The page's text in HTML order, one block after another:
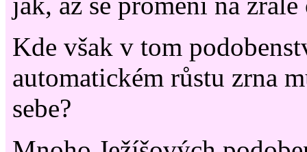
Kde však v tom
automatickém růstu zrna
sebe?